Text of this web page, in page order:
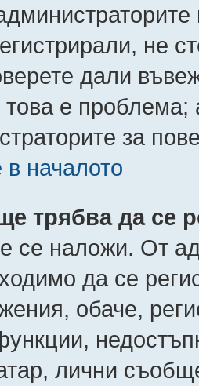
не
дали
е проблема;
за
началото
трябва да се
се наложи. От
да се
обаче,
лични